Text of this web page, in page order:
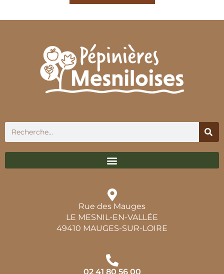
Rue des Mauges
LE MESNIL-EN-VALLÉE
49410 MAUGES-SUR-LOIRE
02 41 80 56 00